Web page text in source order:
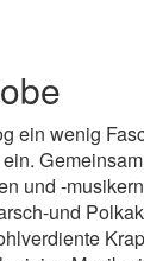
ein wenig
und -
und